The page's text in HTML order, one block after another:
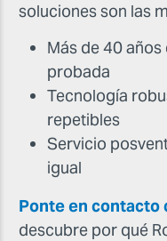
soluciones son las
Más de 40
probada
Tecnología
repetibles
Servicio
igual
Ponte en contacto
descubre por qué